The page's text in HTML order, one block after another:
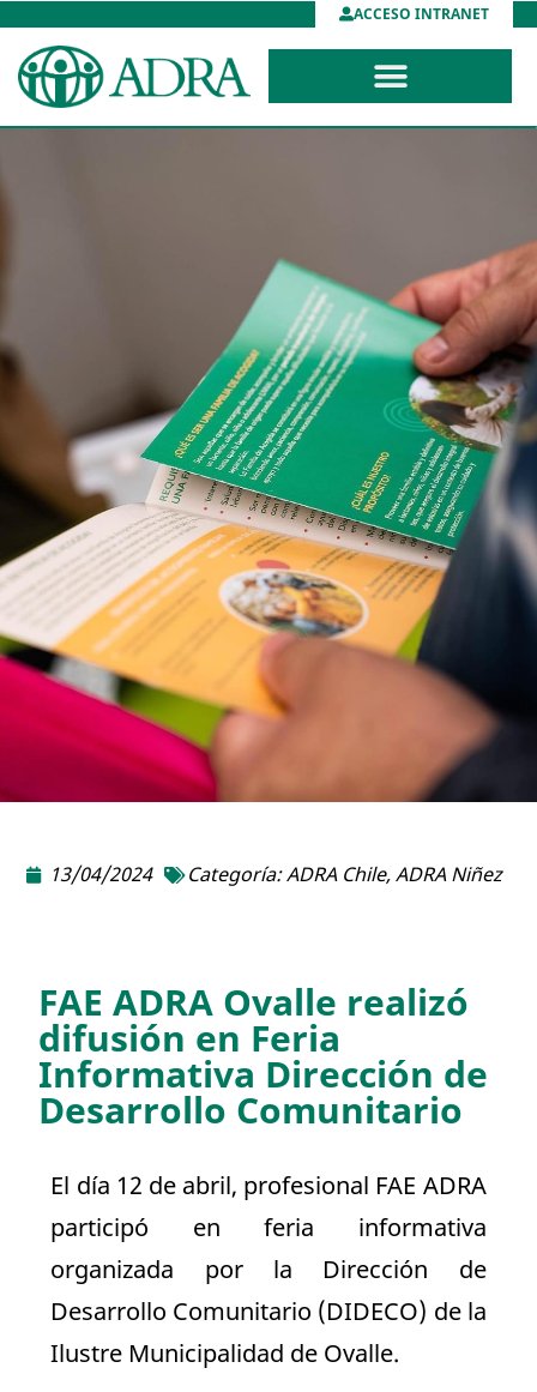
ACCESO INTRANET
13/04/2024 Categoría:ADRA Chile,ADRA Niñez
FAE ADRA Ovalle realizó
difusión en Feria
Informativa Dirección de
Desarrollo Comunitario
El día 12 de abril, profesional FAE ADRA
participó en feria informativa
organizada por la Dirección de
Desarrollo Comunitario (DIDECO) de la
Ilustre Municipalidad de Ovalle.